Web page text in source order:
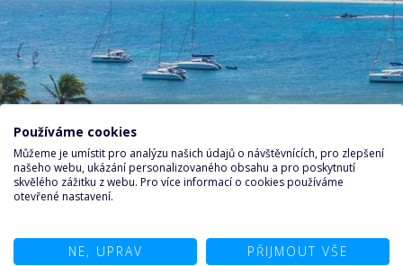
Používáme cookies
Můžeme je umístit pro analýzu našich údajů o návštěvnících, pro zlepšení
našeho webu, ukázání personalizovaného obsahu a pro poskytnutí
skvělého zážitku z webu. Pro více informací o cookies používáme
otevřené nastavení.
NE, UPRAV PŘIJMOUT VŠE